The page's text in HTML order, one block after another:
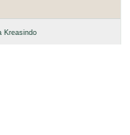
Kreasindo